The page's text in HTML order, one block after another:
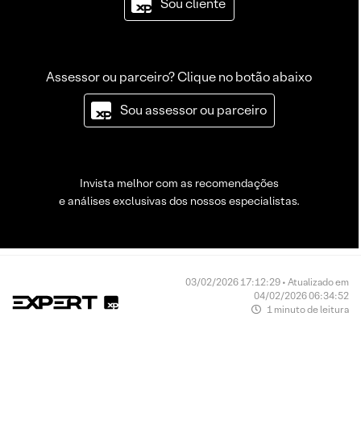
Sou cliente
Assessor ou parceiro? Clique no botão abaixo
Sou assessor ou parceiro
Invista melhor com as recomendações
e análises exclusivas dos nossos especialistas.
03/02/2026 17:12:29 • Atualizado em
04/02/2026 06:34:52
1 minuto de leitura